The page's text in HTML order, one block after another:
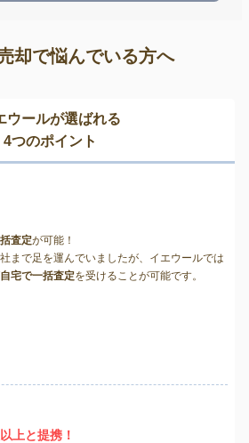
却で悩んでいる方へ
ウールが選ばれる
4つのポイント
査定が可能！
まで足を運んでいましたが、イエウールでは
自宅で一括査定を受けることが可能です。
上と提携！